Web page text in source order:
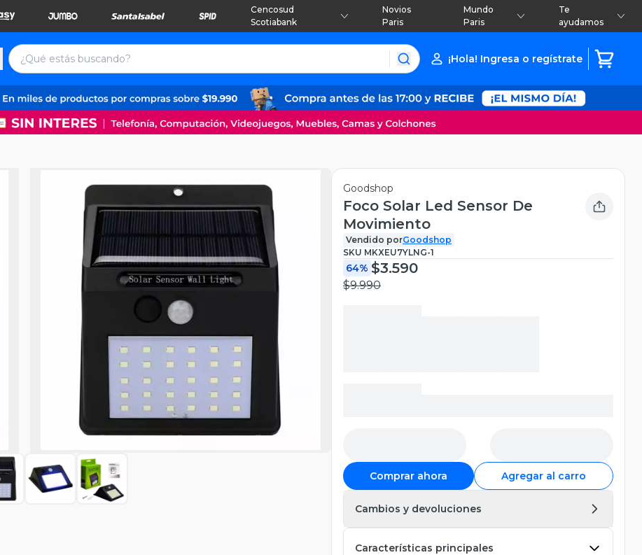
Cencosud
Scotiabank
Novios
Paris
Mundo
Paris
Te
ayudamos
¡Hola! Ingresa o regístrate
Goodshop
Foco Solar Led Sensor De
Movimiento
Vendido porGoodshop
SKU MKXEU7YLNG-1
64% $3.590
$9.990
Comprar ahora Agregar al carro
Cambios y devoluciones
Características principales